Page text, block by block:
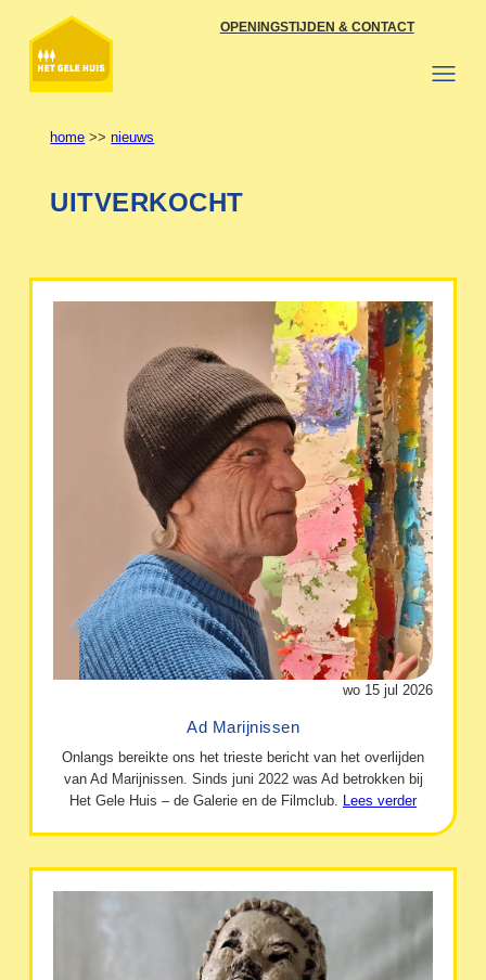
naar
inhoud
OPENINGSTIJDEN & CONTACT
home >>nieuws
UITVERKOCHT
wo 15 jul 2026
Ad Marijnissen
Onlangs bereikte ons het trieste bericht van het overlijden
van Ad Marijnissen. Sinds juni 2022 was Ad betrokken bij
Het Gele Huis – de Galerie en de Filmclub. Lees verder